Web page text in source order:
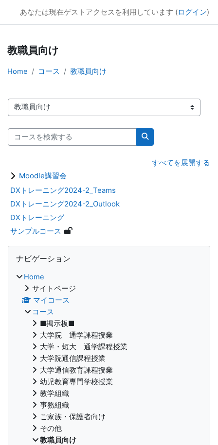
メインコンテンツへスキップする
SEITOKU Moodle☆彡（2024）
あなたは現在ゲストアクセスを利用しています (ログイン)
教職員向け
Home コース 教職員向け
コースカテゴリ
コースを検索する
コースを検索する
すべてを展開する
Moodle講習会
DXトレーニング2024-2_Teams
DXトレーニング2024-2_Outlook
DXトレーニング
サンプルコース
ブロック
ナビゲーション
Home
サイトページ
マイコース
コース
■掲示板■
大学院 通学課程授業
大学・短大 通学課程授業
大学院通信課程授業
大学通信教育課程授業
幼児教育専門学校授業
教学組織
事務組織
ご家族・保護者向け
その他
教職員向け